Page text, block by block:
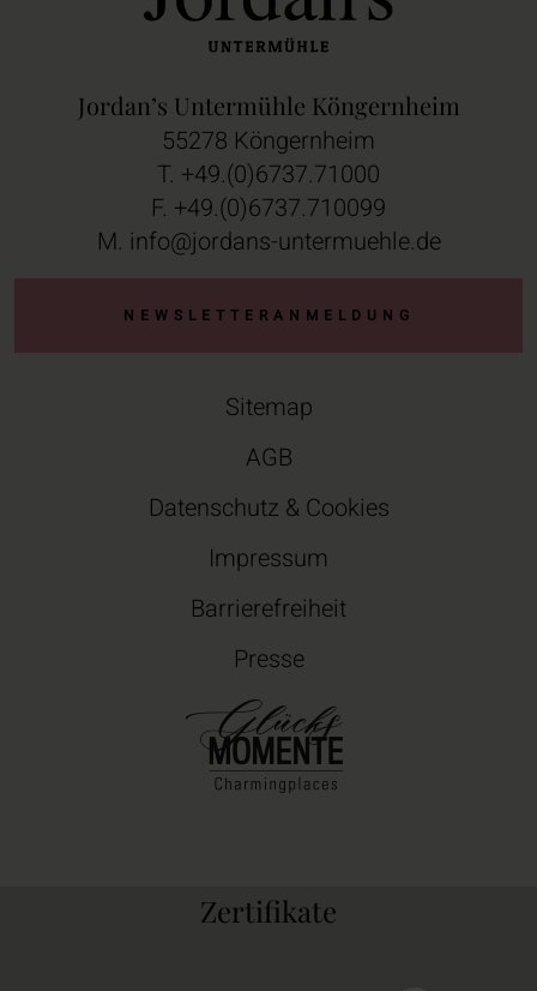
Jordan’s Untermühle Köngernheim
55278 Köngernheim
T. +49.(0)6737.71000
F. +49.(0)6737.710099
M. info@jordans-untermuehle.de
NEWSLETTERANMELDUNG
Sitemap
AGB
Datenschutz & Cookies
Impressum
Barrierefreiheit
Presse
Zertifikate